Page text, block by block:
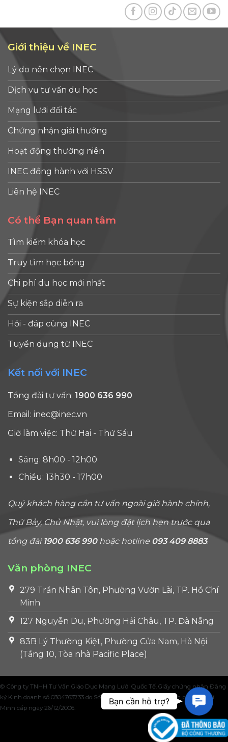
Giới thiệu về INEC
Lý do nên chọn INEC
Dịch vụ tư vấn du học
Mạng lưới đối tác
Chứng nhận giải thưởng
Hoạt động thường niên
INEC đồng hành với HSSV
Liên hệ INEC
Có thể Bạn quan tâm
Tìm kiếm khóa học
Truy tìm học bổng
Chi phí du học mới nhất
Sự kiện sắp diễn ra
Hỏi - đáp cùng INEC
Tuyển dụng từ INEC
Kết nối với INEC
Tổng đài tư vấn: 1900 636 990
Email: inec@inec.vn
Giờ làm việc: Thứ Hai - Thứ Sáu
Sáng: 8h00 - 12h00
Chiều: 13h30 - 17h00
Quý khách hàng cần tư vấn ngoài giờ hành chính,
Thứ Bảy, Chủ Nhật, vui lòng đặt lịch hẹn trước qua
tổng đài 1900 636 990hoặc hotline 093 409 8883.
Văn phòng INEC
279 Trần Nhân Tôn, Phường Vườn Lài, TP. Hồ Chí
Minh
127 Nguyễn Du, Phường Hải Châu, TP. Đà Nẵng
83B Lý Thường Kiệt, Phường Cửa Nam, Hà Nội
(Tầng 10, Tòa nhà Pacific Place)
© Công ty TNHH Tư Vấn Giáo Dục Mạng Lưới Quốc Tế. Giấy chứng nhận Đăng
ký Kinh doanh số 0304763733 do Sở Kế hoạch và Đầu tư Thành phố Hồ Chí
Minh cấp ngày 26/12/2006.
Bạn cần hỗ trợ?